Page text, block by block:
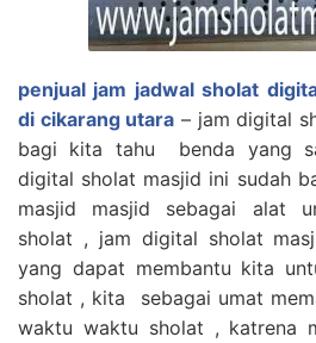
penjual jam jadwal sholat
di cikarang utara – jam digital
bagi kita tahu benda yang
digital sholat masjid ini sudah
masjid masjid sebagai alat
sholat , jam digital sholat
yang dapat membantu kita
sholat , kita sebagai umat
waktu waktu sholat , katrena